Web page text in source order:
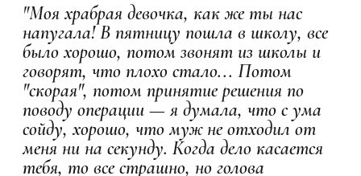
"Моя храбрая девочка, как же ты нас
напугала! В пятницу пошла в школу, все
было хорошо, потом звонят из школы и
говорят, что плохо стало... Потом
"скорая", потом принятие решения по
поводу операции — я думала, что с ума
сойду, хорошо, что муж не отходил от
меня ни на секунду. Когда дело касается
тебя, то все страшно, но голова